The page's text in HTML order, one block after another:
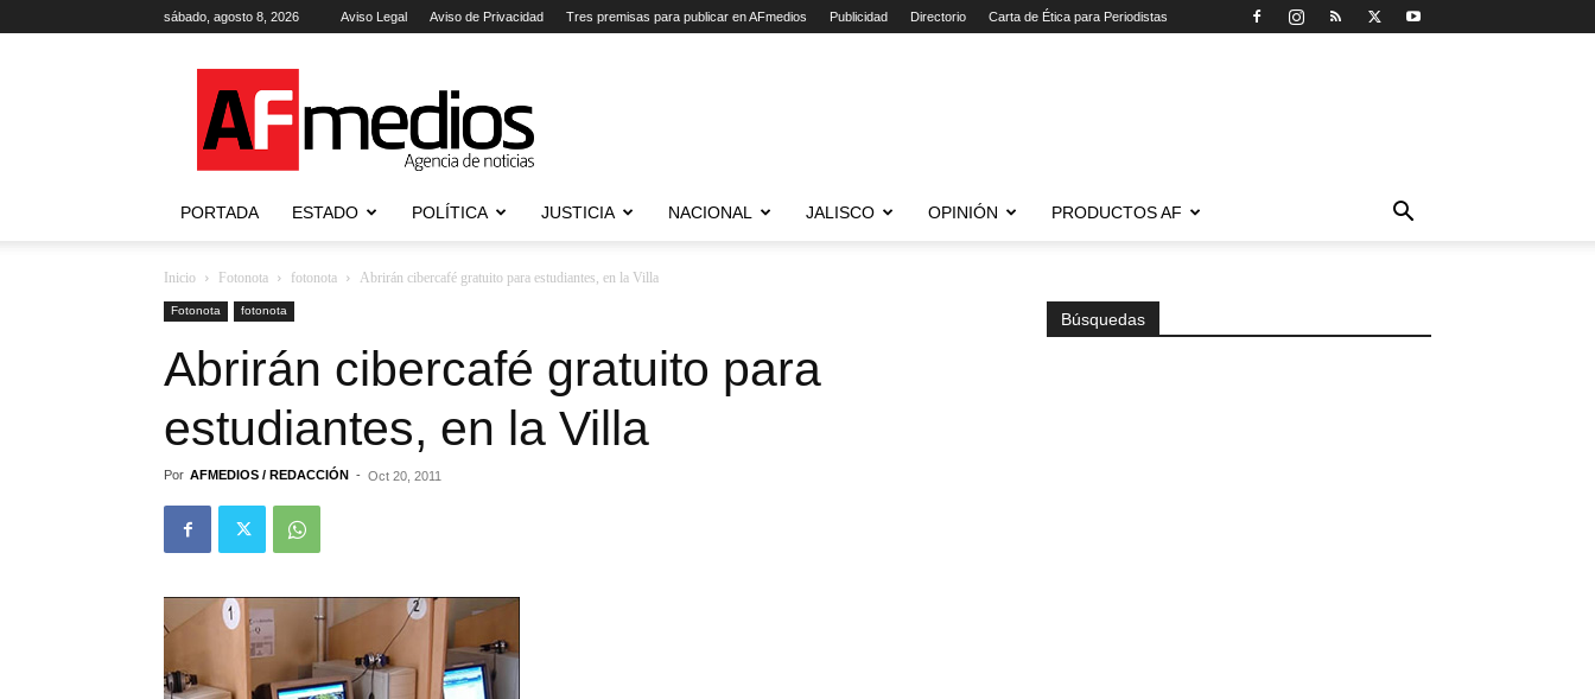
sábado, agosto 8, 2026 Aviso Legal Aviso de Privacidad Tres premisas para publicar en AFmedios Publicidad Directorio Carta de Ética para Periodistas
Agencia
de
Noticias
PORTADA ESTADO POLÍTICA JUSTICIA NACIONAL JALISCO OPINIÓN PRODUCTOS AF
Inicio Fotonota fotonota Abrirán cibercafé gratuito para estudiantes, en la Villa
Fotonota fotonota
Abrirán cibercafé gratuito para
estudiantes, en la Villa
Por AFMEDIOS / REDACCIÓN - Oct 20, 2011
Búsquedas